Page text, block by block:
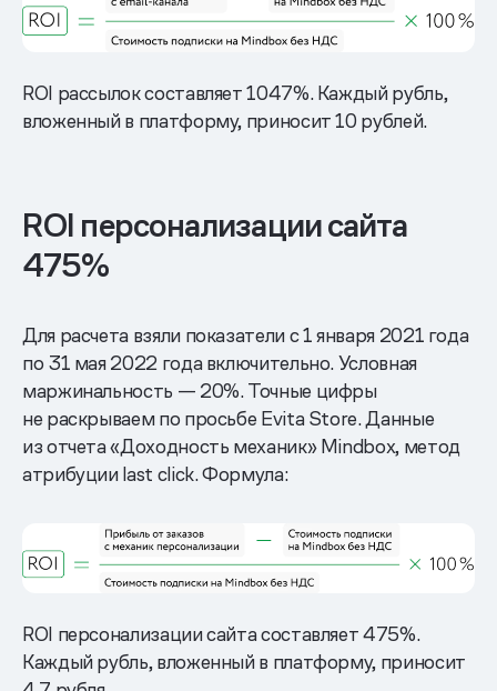
ROI рассылок составляет 1047%. Каждый рубль,
вложенный в платформу, приносит 10 рублей.
ROI персонализации сайта
475%
Для расчета взяли показатели с 1 января 2021 года
по 31 мая 2022 года включительно. Условная
маржинальность — 20%. Точные цифры
не раскрываем по просьбе Evita Store. Данные
из отчета «Доходность механик» Mindbox, метод
атрибуции last click. Формула:
ROI персонализации сайта составляет 475%.
Каждый рубль, вложенный в платформу, приносит